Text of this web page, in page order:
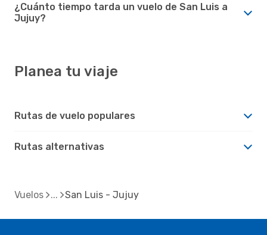
¿Cuánto tiempo tarda un vuelo de San Luis a
Jujuy?
Planea tu viaje
Rutas de vuelo populares
Rutas alternativas
Vuelos San Luis - Jujuy